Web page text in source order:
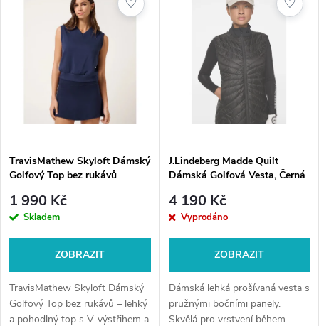
r
o
d
u
k
Nejprodávanější
Abecedně
p
r
o
u
TravisMathew Skyloft Dámský
Golfový Top bez rukávů
1 990 Kč
Skladem
ZOBRAZIT
TravisMathew Skyloft Dámský
Golfový Top bez rukávů – lehký
a pohodlný top s V-výstřihem a
J.Lindeberg Madde Quilt
Dámská Golfová Vesta, Černá
4 190 Kč
Vyprodáno
ZOBRAZIT
Dámská lehká prošívaná vesta s
pružnými bočními panely.
Skvělá pro vrstvení během